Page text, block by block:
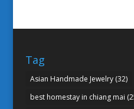
Tag
Asian Handmade Jewelry(32)
best homestay in chiang mai